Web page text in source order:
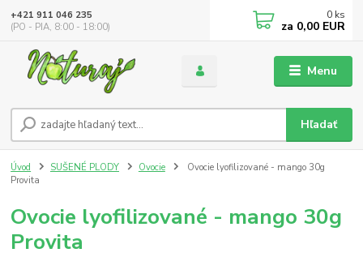
Menu
Hľadať
+421 911 046 235
(PO - PIA, 8:00 - 18:00)
0 ks
za 0,00 EUR
Úvod SUŠENÉ PLODY Ovocie
Ovocie lyofilizované - mango 30g
Provita
Ovocie lyofilizované - mango 30g
Provita